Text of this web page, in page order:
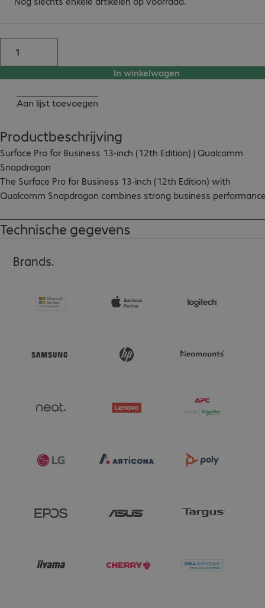
In winkelwagen
Aan lijst toevoegen
Productbeschrijving
Surface Pro for Business 13-inch (12th Edition) | Qualcomm
Snapdragon
The Surface Pro for Business 13-inch (12th Edition) with
Qualcomm Snapdragon combines strong business
versatile 2-in-1 device, it supports productive work in the office,
on the move and in hybrid working scenarios. AI-powered
capabilities make it a powerful solution for organisations that
Key features
- 13-inch anti-reflective PixelSense OLED touchscreen certified
Please note
accessories are model-dependent.
Technische gegevens
Brands.